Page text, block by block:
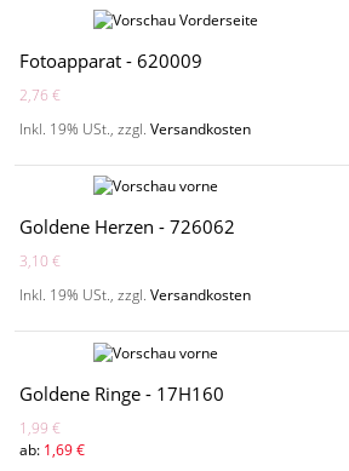
Fotoapparat - 620009
2,76 €
Inkl. 19% USt.,zzgl.Versandkosten
Goldene Herzen - 726062
3,10 €
Inkl. 19% USt.,zzgl.Versandkosten
Goldene Ringe - 17H160
1,99 €
ab: 1,69 €